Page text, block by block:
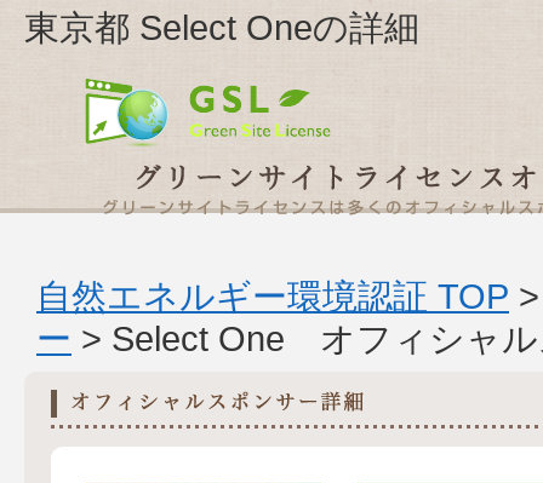
東京都 Select Oneの詳細
自然エネルギー環境認証 TOP
ー > Select One オフィシャ